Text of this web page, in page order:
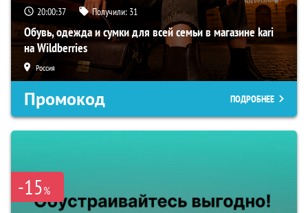
20:00:37 Получили: 31
Обувь, одежда и сумки для всей семьи в магазине kari
на Wildberries
Россия
Промокод ПОДРОБНЕЕ
-15%